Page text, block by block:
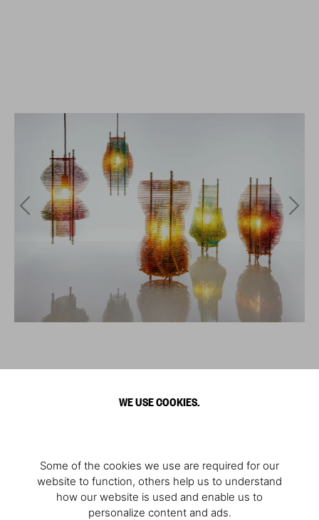
WE USE COOKIES.
Some of the cookies we use are required for our
website to function, others help us to understand
how our website is used and enable us to
personalize content and ads.